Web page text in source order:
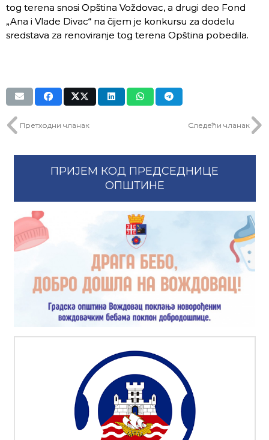
tog terena snosi Opština Voždovac, a drugi deo Fond
„Ana i Vlade Divac“ na čijem je konkursu za dodelu
sredstava za renoviranje tog terena Opština pobedila.
Претходни чланак Следећи чланак
ПРИЈЕМ КОД ПРЕДСЕДНИЦЕ
ОПШТИНЕ